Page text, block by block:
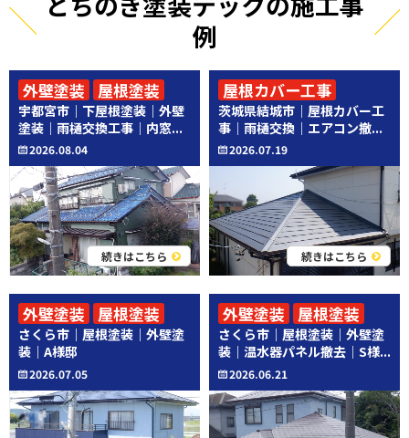
例
宇都宮市｜下屋根塗装｜外壁
塗装｜雨樋交換工事｜内窓...
2026.08.04
続きはこちら
外壁塗装
屋根塗装
その他工事
茨城県結城市｜屋根カバー工
事｜雨樋交換｜エアコン撤...
2026.07.19
続きはこちら
屋根カバー工事
その他工事
さくら市｜屋根塗装｜外壁塗
装｜A様邸
2026.07.05
外壁塗装 屋根塗装
さくら市｜屋根塗装｜外壁塗
装｜温水器パネル撤去｜S様...
2026.06.21
外壁塗装
屋根塗装
その他工事